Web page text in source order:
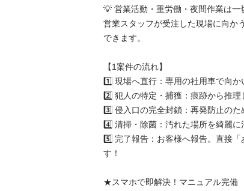
💡 営業活動・重労働・夜間作業は一
営業スタッフが受注した現場に向か
できます。
【1案件の流れ】
1️⃣ 現場へ直行：専用の社用車で向か
2️⃣ 犯人の特定・捕獲：痕跡から推理
3️⃣ 侵入口の完全封鎖：再発防止のた
4️⃣ 清掃・除菌：汚れた場所を綺麗に
5️⃣ 完了報告：お客様へ報告。直接
す！
★スマホで即解決！マニュアル完備